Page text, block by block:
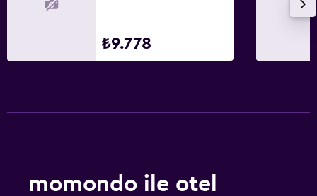
₺9.778
momondo ile otel